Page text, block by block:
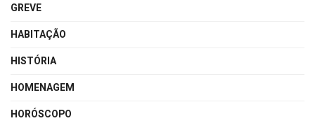
GREVE
HABITAÇÃO
HISTÓRIA
HOMENAGEM
HORÓSCOPO